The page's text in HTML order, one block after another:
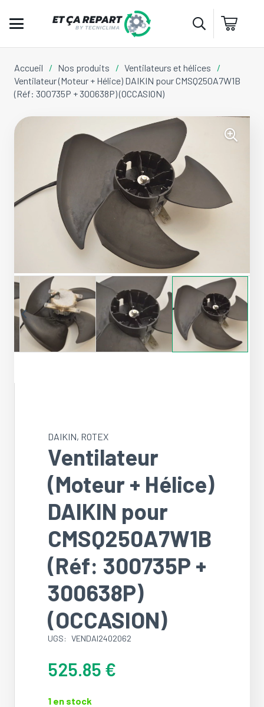
Accueil / Nos produits / Ventilateurs et hélices
/
Ventilateur (Moteur + Hélice) DAIKIN pour CMSQ250A7W1B
(Réf: 300735P + 300638P) (OCCASION)
DAIKIN, ROTEX
Ventilateur
(Moteur + Hélice)
DAIKIN pour
CMSQ250A7W1B
(Réf: 300735P +
300638P)
(OCCASION)
UGS: VENDAI2402062
525.85 €
1 en stock